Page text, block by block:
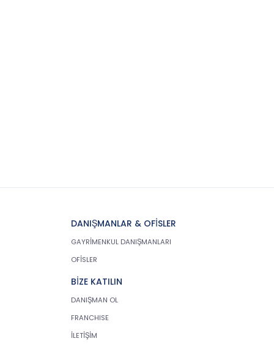
Olma
Pazarlama ve Danışmanlık
Hizmetleri A.Ş.; kişisel verileri
gerçekleştirilmesine elverişli bir
biçimde işleyecek ve amacın
olmayan veya ihtiyaç
duyulmayan kişisel verilerin
DANIŞMANLAR & OFİSLER
GAYRİMENKUL DANIŞMANLARI
OFİSLER
BİZE KATILIN
DANIŞMAN OL
FRANCHISE
İLETİŞİM